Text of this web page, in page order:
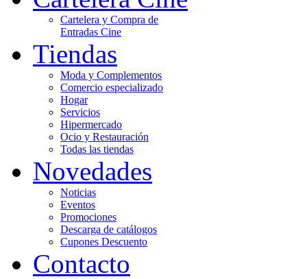
Cartelera y Compra de
Entradas Cine
Tiendas
Moda y Complementos
Comercio especializado
Hogar
Servicios
Hipermercado
Ocio y Restauración
Todas las tiendas
Novedades
Noticias
Eventos
Promociones
Descarga de catálogos
Cupones Descuento
Contacto